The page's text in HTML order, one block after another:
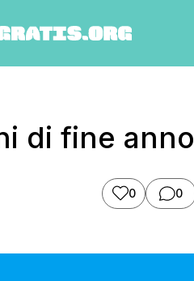
di fine anno
0 0